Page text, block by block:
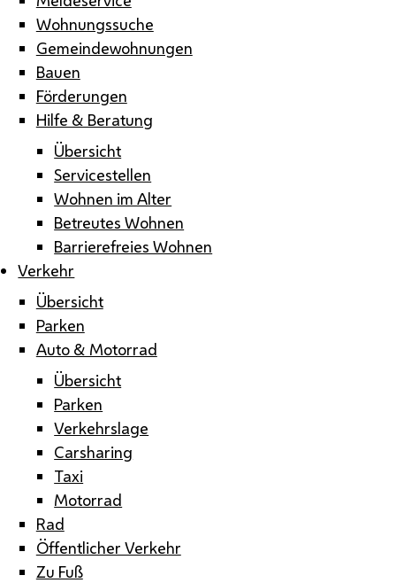
Wohnungssuche
Gemeindewohnungen
Bauen
Förderungen
Hilfe & Beratung
Übersicht
Servicestellen
Wohnen im Alter
Betreutes Wohnen
Barrierefreies Wohnen
Verkehr
Übersicht
Parken
Auto & Motorrad
Übersicht
Parken
Verkehrslage
Carsharing
Taxi
Motorrad
Rad
Öffentlicher Verkehr
Zu Fuß